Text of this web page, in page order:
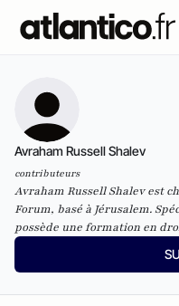
Avraham Russell Shalev
contributeurs
Avraham Russell Shalev est
Forum, basé à Jérusalem.
possède une formation en